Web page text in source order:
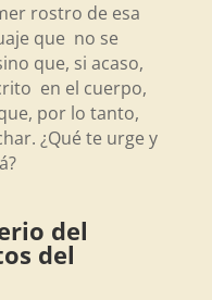
rostro de esa
que no se
que, si acaso,
en el cuerpo,
por lo tanto,
¿Qué te urge y
del
del